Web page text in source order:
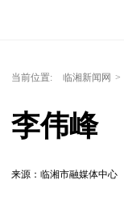
当前位置: 临湘新闻网 >
李伟峰
来源：临湘市融媒体中心